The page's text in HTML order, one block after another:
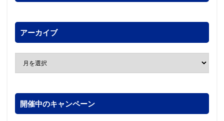
アーカイブ
開催中のキャンペーン